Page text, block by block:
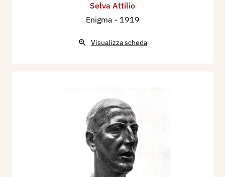
Selva Attilio
Enigma - 1919
Visualizza scheda